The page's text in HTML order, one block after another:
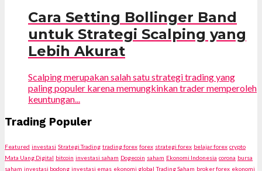
Cara Setting Bollinger Band
untuk Strategi Scalping yang
Lebih Akurat
Scalping merupakan salah satu strategi trading yang
paling populer karena memungkinkan trader memperoleh
keuntungan...
Trading Populer
Featured investasi Strategi Trading trading forex forex strategi forex belajar forex crypto
Mata Uang Digital bitcoin investasi saham Dogecoin saham Ekonomi Indonesia corona bursa
saham investasi bodong investasi emas ekonomi global Trading Saham broker forex ekonomi